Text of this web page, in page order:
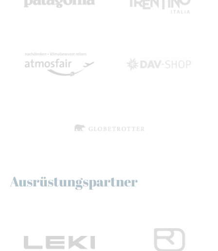
Ausrüstungspartner